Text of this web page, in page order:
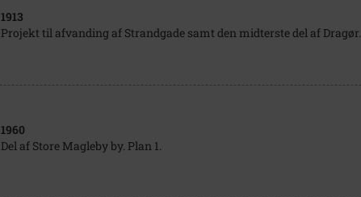
1913
Projekt til afvanding af Strandgade samt den midterste del af Dragør.
1960
Del af Store Magleby by. Plan 1.